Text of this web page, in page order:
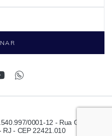
0001-12 - Rua Garcia
RJ - CEP 22421.010